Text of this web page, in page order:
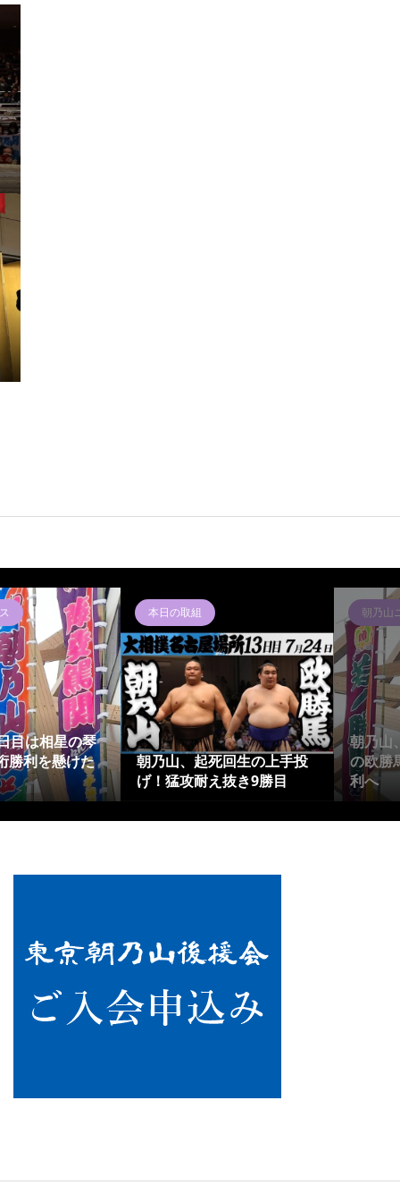
目は相星の琴
勝利を懸けた
本日の取組
朝乃山、起死回生の上手投
げ！猛攻耐え抜き9勝目
朝乃山
朝乃山
の欧勝
利へ